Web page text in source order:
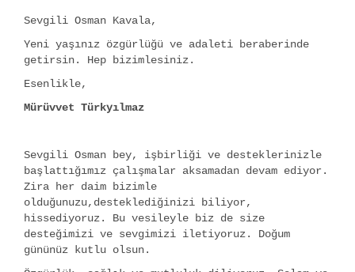
Sevgili Osman Kavala,
Yeni yaşınız özgürlüğü ve adaleti beraberinde
getirsin. Hep bizimlesiniz.
Esenlikle,
Mürüvvet Türkyılmaz
Sevgili Osman bey, işbirliği ve desteklerinizle
başlattığımız çalışmalar aksamadan devam ediyor.
Zira her daim bizimle
olduğunuzu,desteklediğinizi biliyor,
hissediyoruz. Bu vesileyle biz de size
desteğimizi ve sevgimizi iletiyoruz. Doğum
gününüz kutlu olsun.